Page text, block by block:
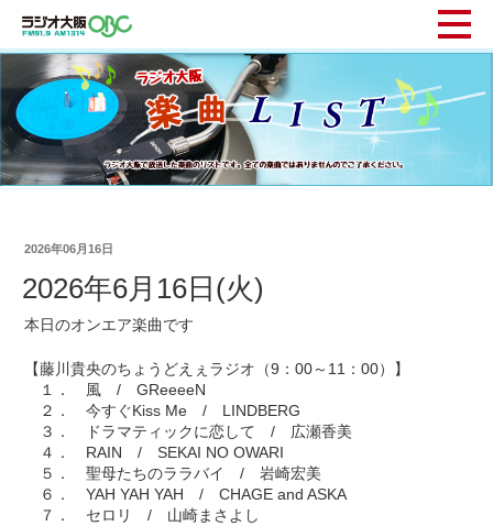
2026年06月16日
2026年6月16日(火)
本日のオンエア楽曲です
【藤川貴央のちょうどえぇラジオ（9：00～11：00）】
１． 風 / GReeeeN
２． 今すぐKiss Me / LINDBERG
３． ドラマティックに恋して / 広瀬香美
４． RAIN / SEKAI NO OWARI
５． 聖母たちのララバイ / 岩崎宏美
６． YAH YAH YAH / CHAGE and ASKA
７． セロリ / 山崎まさよし